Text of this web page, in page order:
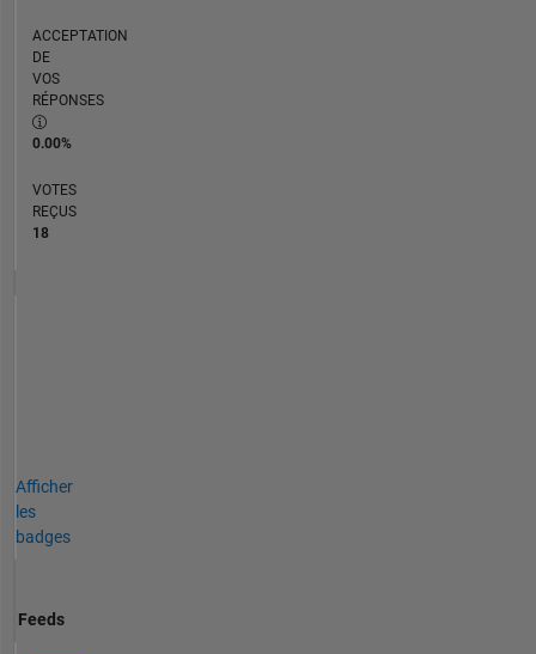
ACCEPTATION
DE
VOS
RÉPONSES
0.00%
VOTES
REÇUS
18
Afficher
les
badges
Feeds